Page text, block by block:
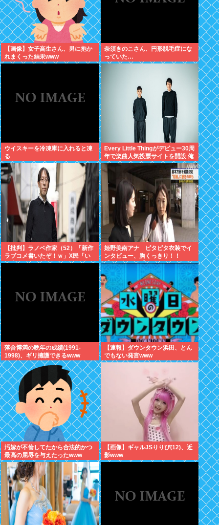
【画像】女子高生さん、男に抱か
れまくった結果www
奈須きのこさん、円形脱毛症にな
っていた…
ウイスキーを冷凍庫に入れると凍
る
Every Little Thingがデビュー30周
年で楽曲人気投票サイトを開設 俺
はもちろんFace the Changeに入
れてきたぞ
【批判】ラノベ作家（52）「新作
ラブコメ書いたぞ！ｗ」X民「い
い歳こいてラブコメ（笑）恥ずか
姫野美南アナ ピタピタ衣装でイ
ンタビュー、胸くっきり！！
【GIF動画あり】
落合博満の晩年の成績(1991-
1998)、ギリ擁護できるwww
【速報】ダウンタウン浜田、とん
でもない発言www
汚嫁が不倫してたから合法的かつ
最高の屈辱を与えたったwww
【画像】ギャルJSりりぴ(12)、近
影www